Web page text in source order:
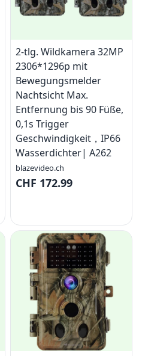
2-tlg. Wildkamera 32MP
2306*1296p mit
Bewegungsmelder
Nachtsicht Max.
Entfernung bis 90 Füße,
0,1s Trigger
Geschwindigkeit，IP66
Wasserdichter| A262
blazevideo.ch
CHF 172.99